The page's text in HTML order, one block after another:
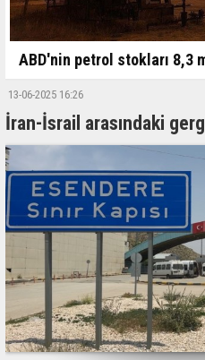
ABD'nin petrol stokları 8,3
13-06-2025 16:26
İran-İsrail arasındaki